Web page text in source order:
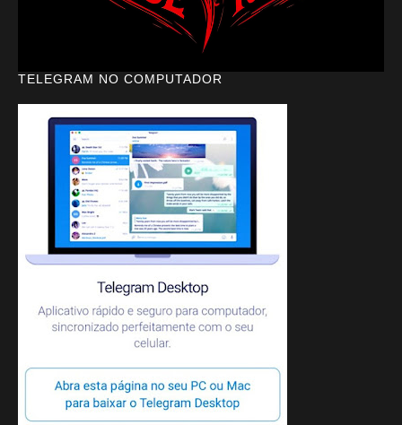
TELEGRAM NO COMPUTADOR